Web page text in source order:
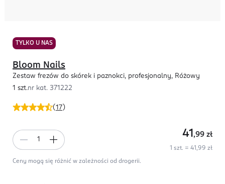
TYLKO U NAS
(17)
Bloom Nails
Zestaw frezów do skórek i paznokci, profesjonalny, Różowy
1 szt.nr kat. 371222
41 ,99 zł
1 szt. = 41,99 zł
Ceny mogą się różnić w zależności od drogerii.